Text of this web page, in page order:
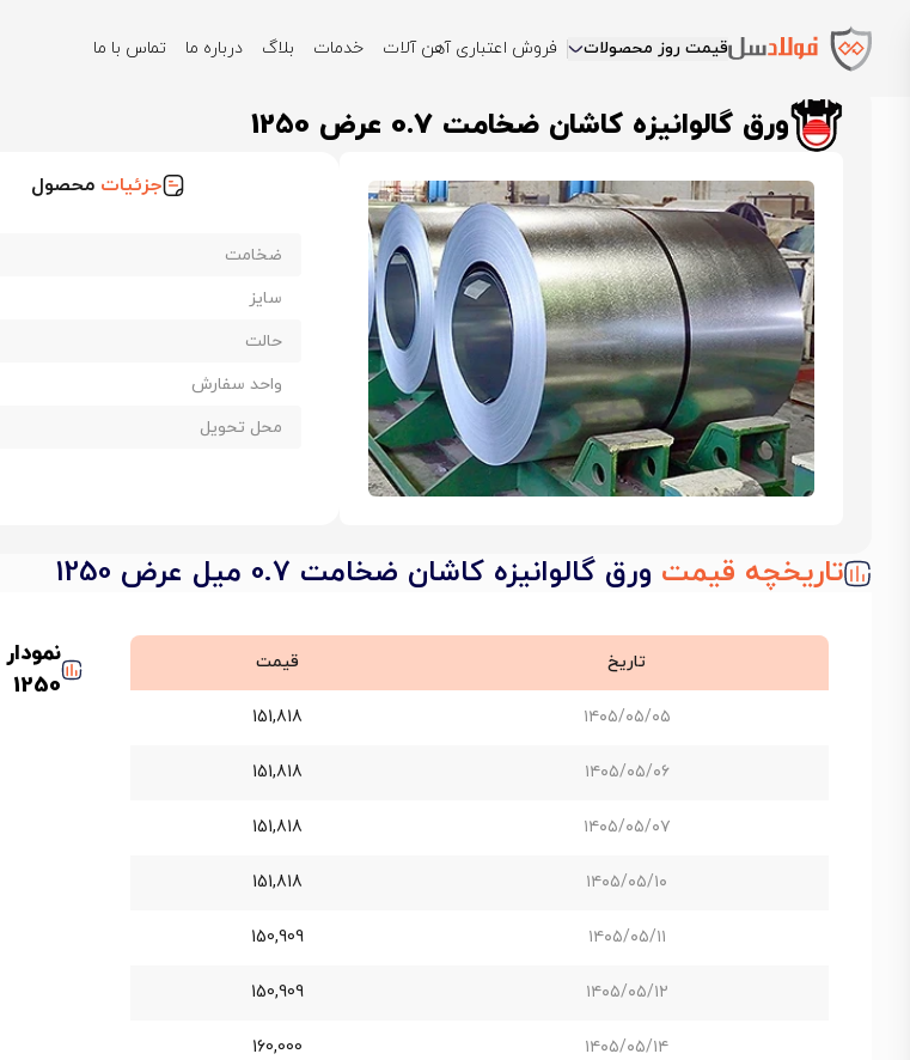
قیمت روز محصولات فروش اعتباری آهن آلات خدمات بلاگ درباره ما تماس با ما
فولادسل
ورق گالوانیزه کاشان ضخامت 0.7 عرض 1250
جزئیات محصول
ضخامت
سایز
حالت
واحد سفارش
محل تحویل
تاریخچه قیمت ورق گالوانیزه کاشان ضخامت 0.7 میل عرض 1250
تاریخ قیمت
۱۴۰۵/۰۵/۰۵ 151,818
۱۴۰۵/۰۵/۰۶ 151,818
۱۴۰۵/۰۵/۰۷ 151,818
۱۴۰۵/۰۵/۱۰ 151,818
۱۴۰۵/۰۵/۱۱ 150,909
۱۴۰۵/۰۵/۱۲ 150,909
۱۴۰۵/۰۵/۱۴ 160,000
1250